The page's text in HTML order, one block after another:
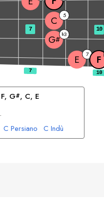
E 7 F
G#
b3
C 5
7 10
F, G#, C, E
.
C Persiano C Indù